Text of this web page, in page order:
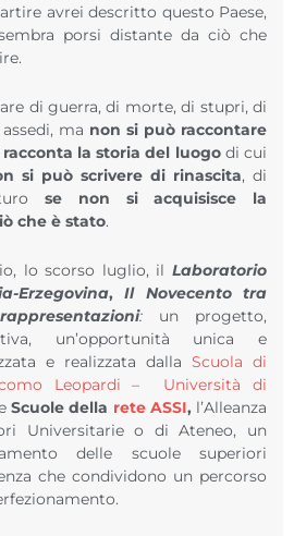
avrei descritto questo Paese,
porsi distante da ciò che
di guerra, di morte, di stupri, di
ma non si può raccontare
la storia del luogodi cui
si può scrivere di rinascita, di
se non si acquisisce la
che è stato.
lo scorso luglio, il Laboratorio
Erzegovina,Il Novecento tra
: un progetto,
un’opportunità unica e
e realizzata dalla Scuola di
Leopardi – Università di
Scuole della rete ASSI, l’Alleanza
Universitarie o di Ateneo, un
delle scuole superiori
che condividono un percorso